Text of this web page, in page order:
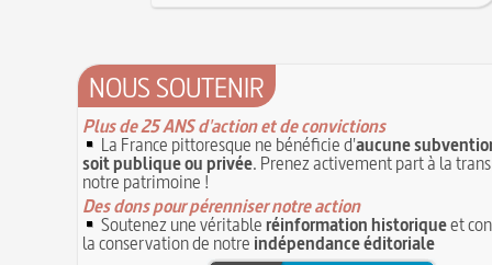
NOUS SOUTENIR
Plus de 25 ANS d'action et de convictions
La France pittoresque ne bénéficie d'aucune
soit publique ou privée. Prenez activement part à la
notre patrimoine !
Des dons pour pérenniser notre action
Soutenez une véritableréinformation historiqueet
la conservation de notre indépendance éditoriale